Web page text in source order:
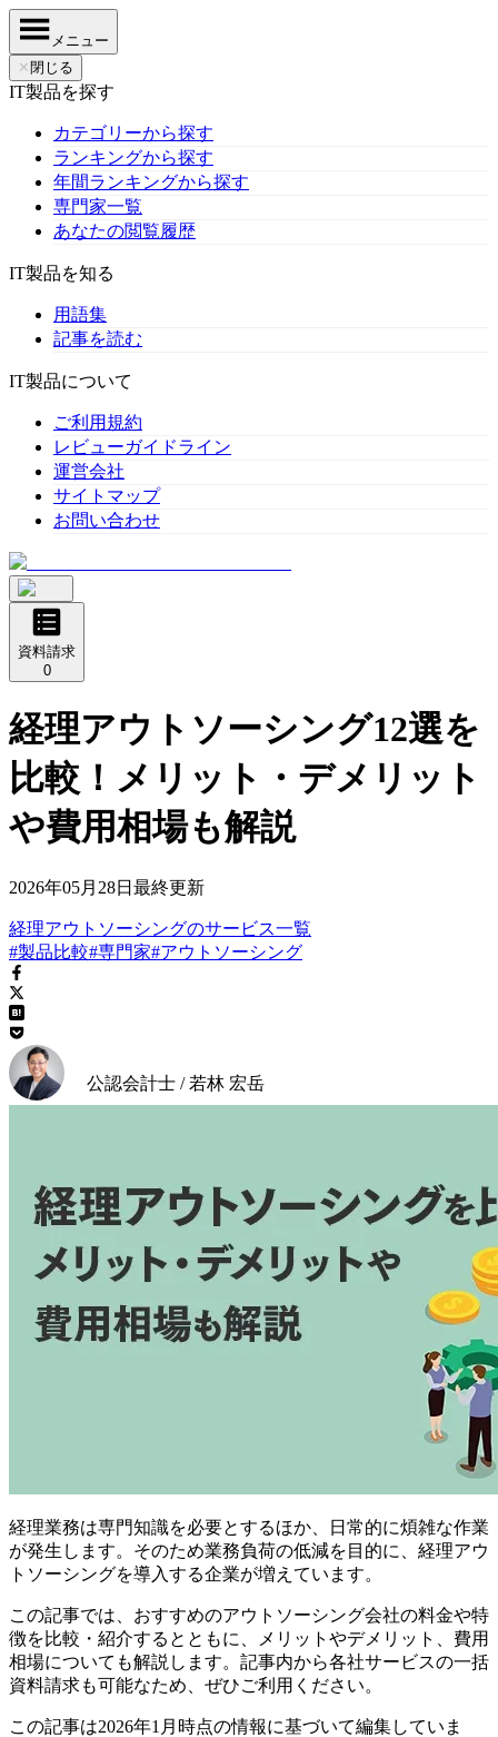
メニュー
✕ 閉じる
IT製品を探す
カテゴリーから探す
ランキングから探す
年間ランキングから探す
専門家一覧
あなたの閲覧履歴
IT製品を知る
用語集
記事を読む
IT製品について
ご利用規約
レビューガイドライン
運営会社
サイトマップ
お問い合わせ
資料請求
0
経理アウトソーシング12選を
比較！メリット・デメリット
や費用相場も解説
2026年05月28日 最終更新
経理アウトソーシングのサービス一覧
#製品比較#専門家#アウトソーシング
公認会計士 / 若林 宏岳
経理業務は専門知識を必要とするほか、日常的に煩雑な作業
が発生します。そのため業務負荷の低減を目的に、経理アウ
トソーシングを導入する企業が増えています。
この記事では、おすすめのアウトソーシング会社の料金や特
徴を比較・紹介するとともに、メリットやデメリット、費用
相場についても解説します。記事内から各社サービスの一括
資料請求も可能なため、ぜひご利用ください。
この記事は2026年1月時点の情報に基づいて編集していま